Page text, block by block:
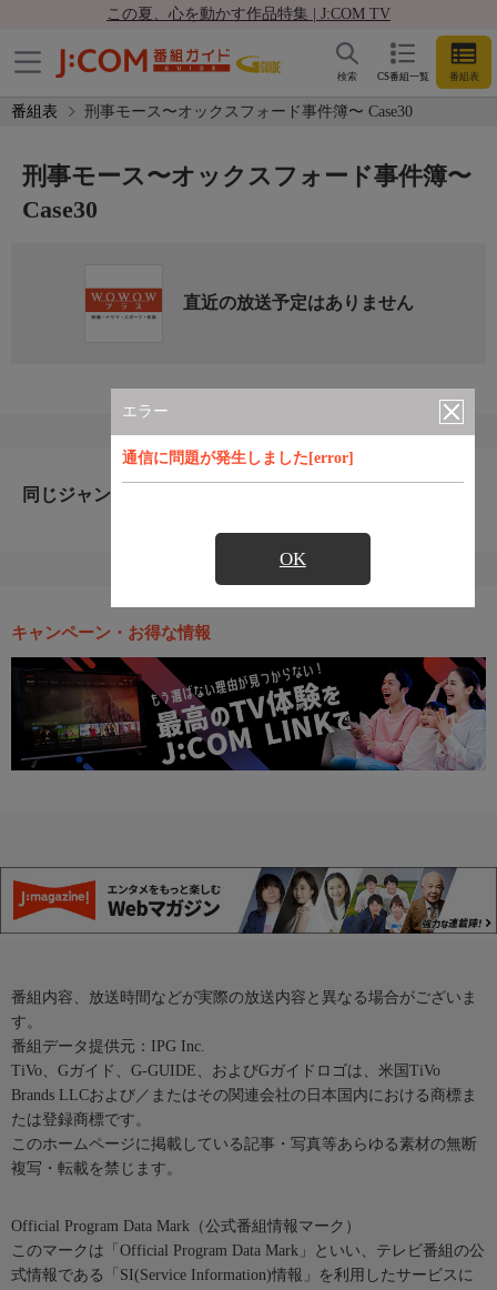
この夏、心を動かす作品特集 | J:COM TV
CS番組一覧 番組表
検索
番組表 刑事モース〜オックスフォード事件簿〜 Case30
エラー
通信に問題が発生しました[error]
OK
刑事モース〜オックスフォード事件簿〜
Case30
直近の放送予定はありません
同じジャンルのおすすめ番組
キャンペーン・お得な情報
番組内容、放送時間などが実際の放送内容と異なる場合がございま
す。
番組データ提供元：IPG Inc.
TiVo、Gガイド、G-GUIDE、およびGガイドロゴは、米国TiVo
Brands LLCおよび／またはその関連会社の日本国内における商標ま
たは登録商標です。
このホームページに掲載している記事・写真等あらゆる素材の無断
複写・転載を禁じます。
Official Program Data Mark（公式番組情報マーク）
このマークは「Official Program Data Mark」といい、テレビ番組の公
式情報である「SI(Service Information)情報」を利用したサービスに